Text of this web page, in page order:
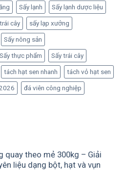
Sấy lạnh Sấy lạnh dược liệu
cây sấy lạp xưởng
Sấy nông sản
Sấy thực phẩm Sấy trái cây
tách hạt sen nhanh tách vỏ hạt sen
đá viên công nghiệp
quay theo mẻ 300kg – Giải
liệu dạng bột, hạt và vụn